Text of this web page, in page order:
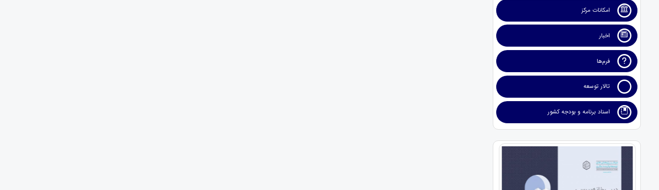
امکانات مرکز
اخبار
فرم‌ها
تالار توسعه
اسناد برنامه و بودجه کشور